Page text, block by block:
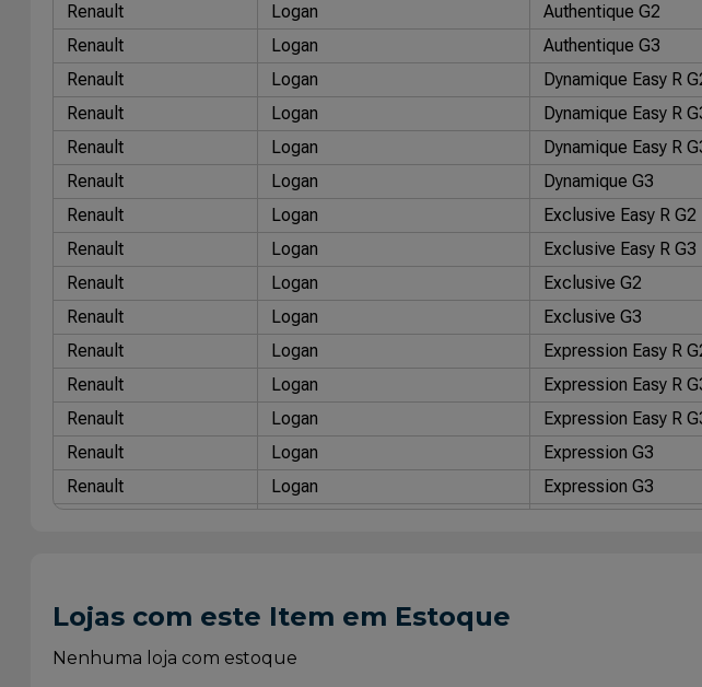
Renault
Logan Authentique G2
Renault
Logan Authentique G3
Renault
Logan Dynamique Easy R
Renault
Logan Dynamique Easy R
Renault
Logan Dynamique Easy R
Renault
Logan Dynamique G3
Renault
Logan Exclusive Easy R G2
Renault
Logan Exclusive Easy R G3
Renault
Logan Exclusive G2
Renault
Logan Exclusive G3
Renault
Logan Expression Easy R
Renault
Logan Expression Easy R
Renault
Logan Expression Easy R
Renault
Logan Expression G3
Renault
Logan Expression G3
Renault
Sandero
Renault
Sandero
Lojas com este Item em Estoque
Nenhuma loja com estoque